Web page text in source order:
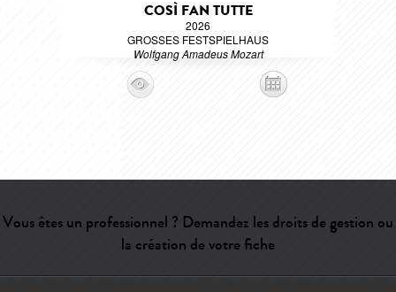
COSÌ FAN TUTTE
2026
GROSSES FESTSPIELHAUS
Wolfgang Amadeus Mozart
Vous êtes un professionnel ? Demandez les droits de gestion ou
la création de votre fiche